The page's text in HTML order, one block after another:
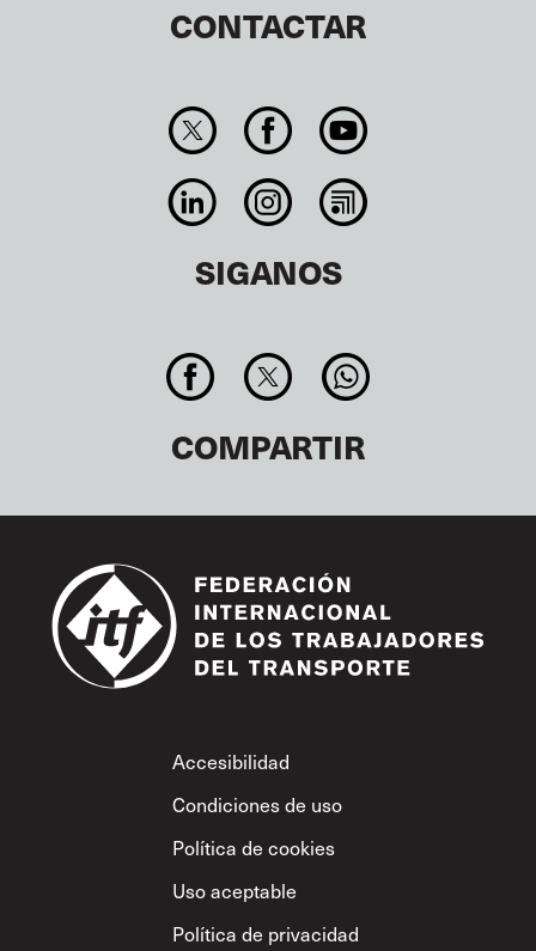
CONTACTAR
SIGANOS
COMPARTIR
Footer
Accesibilidad
Condiciones de uso
Política de cookies
Uso aceptable
Política de privacidad